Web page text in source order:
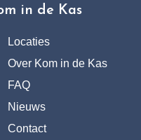
in de Kas
Locaties
Over Kom in de Kas
FAQ
Nieuws
Contact